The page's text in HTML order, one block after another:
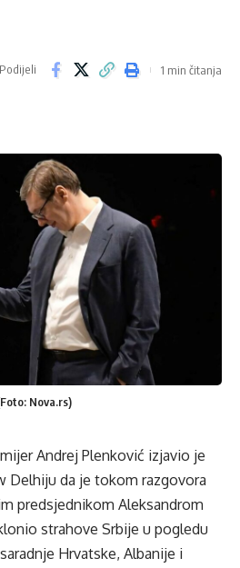
Podijeli 1 min čitanja
Nova.rs)
Andrej Plenković izjavio je
Delhiju da je tokom razgovora
predsjednikom Aleksandrom
strahove Srbije u pogledu
Hrvatske, Albanije i